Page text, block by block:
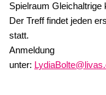
Spielraum Gleichaltrige
Der Treff findet jeden
statt.
Anmeldung
unter: